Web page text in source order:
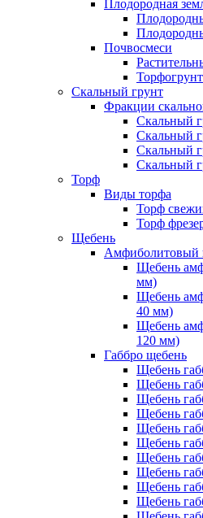
Плодородная
Почвосмеси
Торфогрунт
Скальный грунт
Фракции
Скальный
Скальный
Скальный
Скальный
Торф
Виды торфа
Торф
Торф
Щебень
Амфиболитовый
Щебень
мм)
Щебень
40 мм)
Щебень
120 мм)
Габбро щебень
Щебень
Щебень
Щебень
Щебень
Щебень
Щебень
Щебень
Щебень
Щебень
Щебень